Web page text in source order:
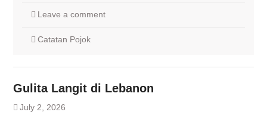
Leave a comment
Catatan Pojok
Gulita Langit di Lebanon
July 2, 2026